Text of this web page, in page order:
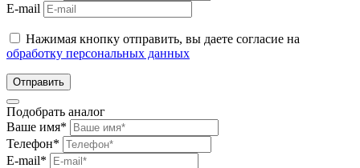
E-mail
Нажимая кнопку отправить, вы даете согласие на
обработку персональных данных
Отправить
Подобрать аналог
Ваше имя*
Телефон*
E-mail*